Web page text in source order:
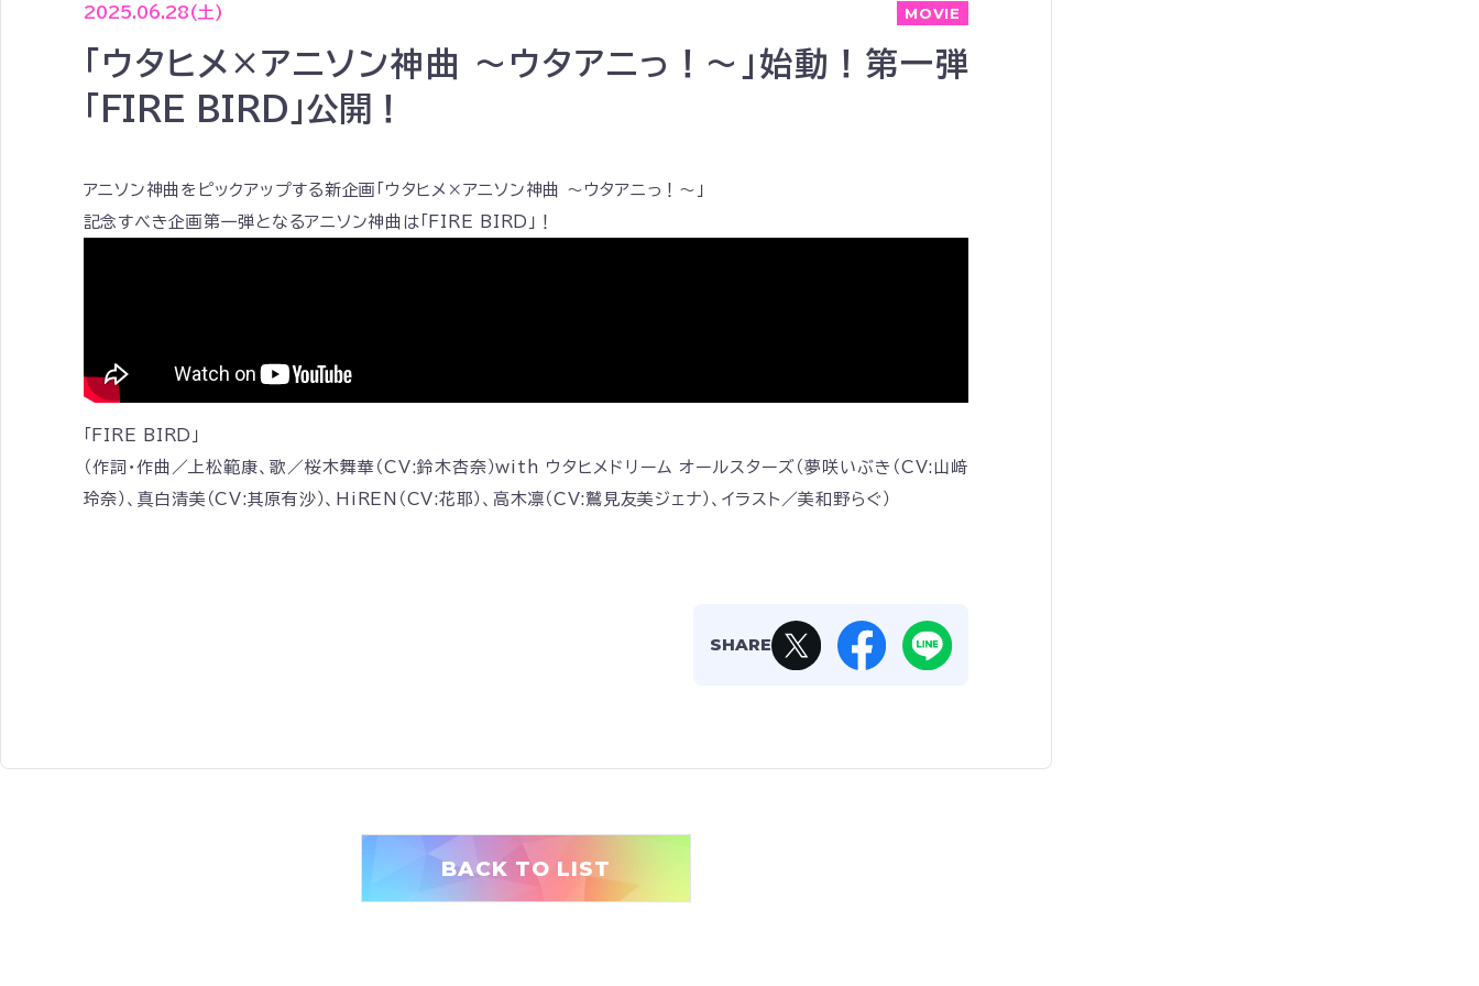
2025.06.28(土) MOVIE
「ウタヒメ×アニソン神曲 ～ウタアニっ！～」始動！第一弾
「FIRE BIRD」公開！
アニソン神曲をピックアップする新企画「ウタヒメ×アニソン神曲 ～ウタアニっ！～」
記念すべき企画第一弾となるアニソン神曲は「FIRE BIRD」！
「FIRE BIRD」
（作詞・作曲／上松範康、歌／桜木舞華（CV:鈴木杏奈）with ウタヒメドリーム オールスターズ（夢咲いぶき（CV:山﨑
玲奈）、真白清美（CV:其原有沙）、HiREN（CV:花耶）、高木凛（CV:鷲見友美ジェナ）、イラスト／美和野らぐ）
SHARE
BACK TO LIST